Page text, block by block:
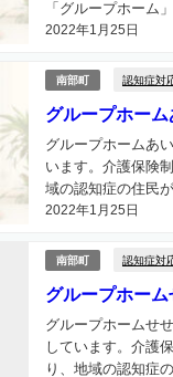
2022年1月25日
「グループホーム
南部町 認知症対
グループホーム
2022年1月25日
グループホームあ
います。介護保険
域の認知症の住民
南部町 認知症対
グループホーム
グループホームせ
しています。介護
り、地域の認知症